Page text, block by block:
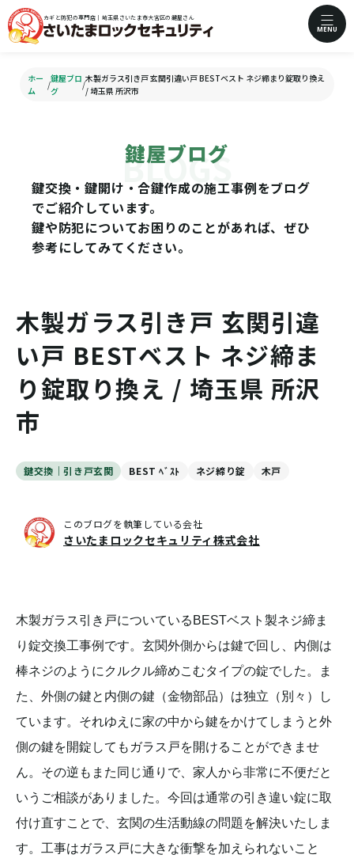
カギと防犯の専門店｜埼玉県さいたま市大宮区の鍵屋さん
MENU
ホー
ム
/
鍵屋ブロ
グ
/
木製ガラス引き戸 玄関引違い戸 BESTベスト ネジ締まり錠取り換え
/ 埼玉県 所沢市
鍵屋ブログ
鍵交換・鍵開け・合鍵作成の施工事例をブログ
でご紹介しています。
鍵や防犯についてお困りのことがあれば、ぜひ
参考にしてみてください。
木製ガラス引き戸 玄関引違
い戸 BESTベスト ネジ締ま
り錠取り換え / 埼玉県 所沢
市
鍵交換｜引き戸玄関 BEST ﾍﾞｽﾄ ネジ締り錠 木戸
このブログを執筆している会社
さいたまロックセキュリティ株式会社
木製ガラス引き戸についているBESTベスト製ネジ締ま
り錠交換工事例です。玄関外側からは鍵で回し、内側は
棒ネジのようにクルクル締めこむタイプの錠でした。ま
た、外側の鍵と内側の鍵（金物部品）は独立（別々）し
ています。それゆえに家の中から鍵をかけてしまうと外
側の鍵を開錠してもガラス戸を開けることができませ
ん。その逆もまた同じ通りで、家人から非常に不便だと
いうご相談がありました。今回は通常の引き違い錠に取
付け直すことで、玄関の生活動線の問題を解決いたしま
す。工事はガラス戸に大きな衝撃を加えられないこと